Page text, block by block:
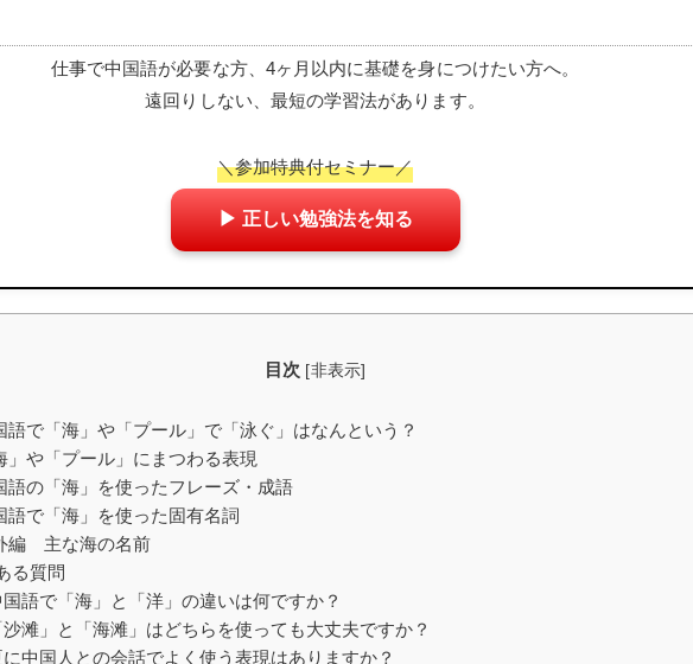
仕事で中国語が必要な方、4ヶ月以内に基礎を身につけたい方へ。
遠回りしない、最短の学習法があります。
＼参加特典付セミナー／
▶ 正しい勉強法を知る
目次 [非表示]
語で「海」や「プール」で「泳ぐ」はなんという？
」や「プール」にまつわる表現
語の「海」を使ったフレーズ・成語
語で「海」を使った固有名詞
編 主な海の名前
る質問
国語で「海」と「洋」の違いは何ですか？
沙滩」と「海滩」はどちらを使っても大丈夫ですか？
に中国人との会話でよく使う表現はありますか？